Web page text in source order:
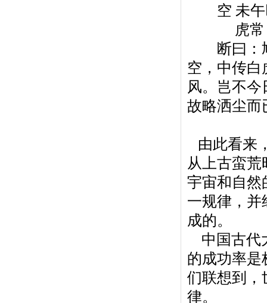
空 未午
虎常
断曰：鸠
空，中传
风。岂不
故略洒尘而
由此看来
从上古蛮
宇宙和自然
一规律，并
成的。
中国古代
的成功率是
们联想到，
律。